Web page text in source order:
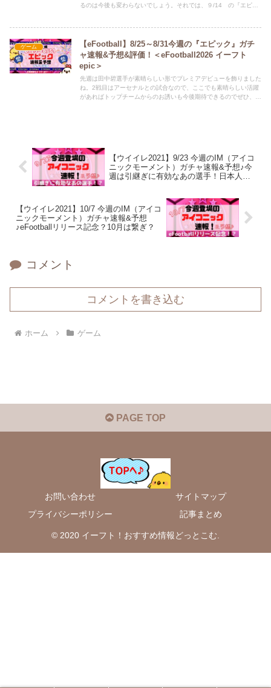
るのは今後も変わらないでしょう。それでは、９/14 の『エピッ
ゲーム
【eFootball】8/25～8/31今週の『エピック』ガチ
ャ速報&予想&評価！＜eFootball2026 イーフト
epic＞
先週は田中碧選手が素晴らしい形でプレミアデビューを飾りました
ね。2戦目はアーセナルとの試合なので、ここでも素晴らしい活躍
があればトップチームからのお誘いも今後期待できるのでぜひ、頑
お願いします。ひなちゃんが、新記事の情報や、どうでも良いこと
つぶやいてます。 ⇒ @HINAandPAPA
【ウイイレ2021】9/23 今週のIM（アイコ
ニックモーメント）ガチャ速報&予想♪今
週は引継ぎに有効なあの選手！日本人
【ウイイレ2021】10/7 今週のIM（アイコ
ニックモーメント）ガチャ速報&予想
♪eFootballリリース記念？10月は繋ぎ？
コメント
コメントを書き込む
ホーム ゲーム
PAGE TOP
お問い合わせ
サイトマップ
プライバシーポリシー
記事まとめ
© 2020 イーフト！おすすめ情報どっとこむ.